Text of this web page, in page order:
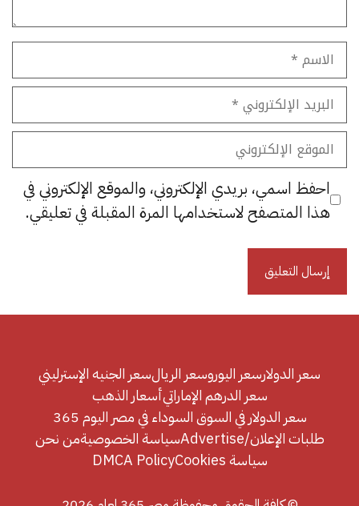
الاسم
البريد
الإلكتروني
الموقع
الإلكتروني
احفظ اسمي، بريدي الإلكتروني، والموقع الإلكتروني في
هذا المتصفح لاستخدامها المرة المقبلة في تعليقي.
سعر الدولارسعر اليوروسعر الريالسعر الجنيه الإسترليني
سعر الدرهم الإماراتيأسعار الذهب
سعر الدولار في السوق السوداء في مصر اليوم 365
طلبات الإعلان/Advertise
سياسة الخصوصيةمن نحن
سياسة Cookies
DMCA Policy